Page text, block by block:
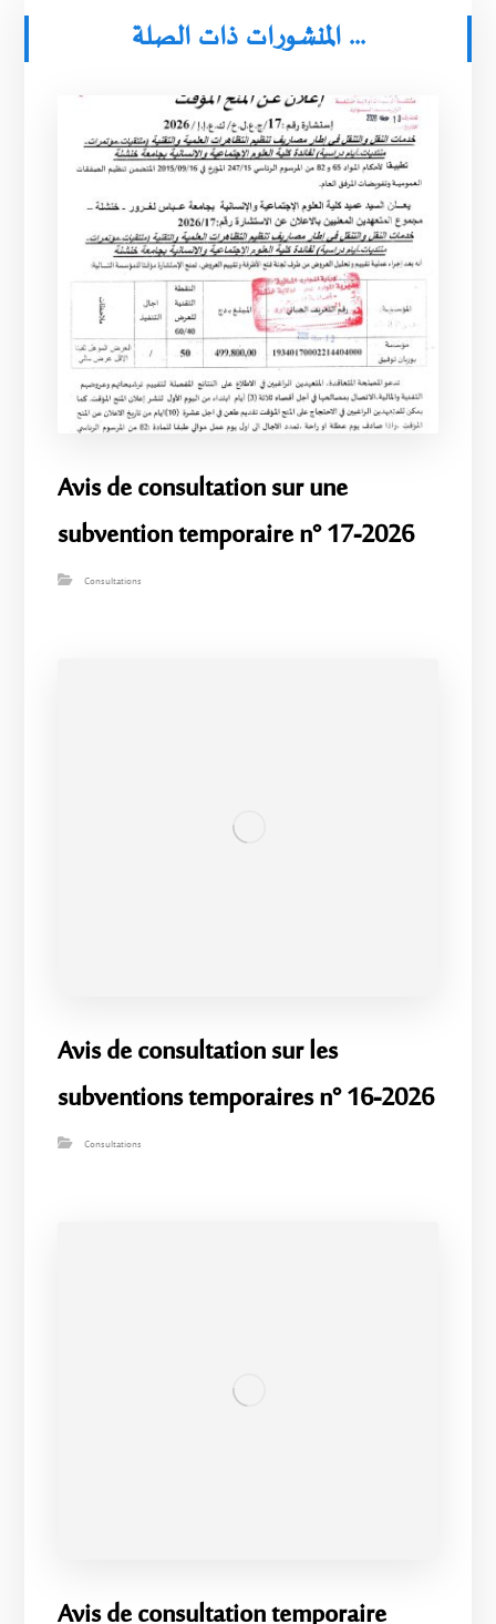
المنشورات ذات الصلة ...
Avis de consultation sur une
subvention temporaire n° 17-2026
Consultations
Avis de consultation sur les
subventions temporaires n° 16-2026
Consultations
Avis de consultation temporaire